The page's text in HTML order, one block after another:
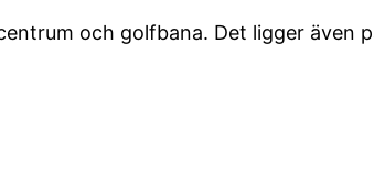
och golfbana. Det ligger